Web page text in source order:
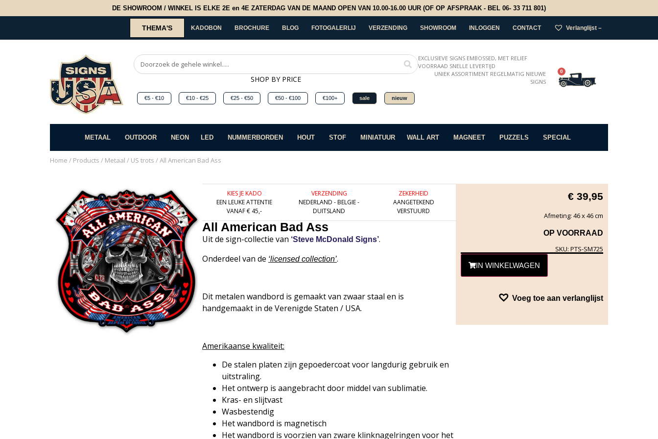
DE SHOWROOM / WINKEL IS ELKE 2E en 4E ZATERDAG VAN DE MAAND OPEN VAN 10.00-16.00 UUR (OF OP AFSPRAAK - BEL 06- 33 711 801)
THEMA'S KADOBON BROCHURE BLOG FOTOGALERLIJ VERZENDING SHOWROOM INLOGGEN CONTACT Verlanglijst –
SHOP BY PRICE
€5 - €10 €10 - €25 €25 - €50 €50 - €100 €100+ sale nieuw
EXCLUSIEVE SIGNS EMBOSSED, MET RELIEF
VOORRAAD SNELLE LEVERTIJD
UNIEK ASSORTIMENT REGELMATIG NIEUWE
SIGNS
0
METAAL OUTDOOR NEON LED NUMMERBORDEN HOUT STOF MINIATUUR WALL ART MAGNEET PUZZELS SPECIAL
Home / Products / Metaal / US trots / All American Bad Ass
KIES JE KADO
EEN LEUKE ATTENTIE
VANAF € 45,-
VERZENDING
NEDERLAND - BELGIE -
DUITSLAND
ZEKERHEID
AANGETEKEND
VERSTUURD
All American Bad Ass
Uit de sign-collectie van ‘Steve McDonald Signs’.
Onderdeel van de ‘licensed collection’.
Dit metalen wandbord is gemaakt van zwaar staal en is
handgemaakt in de Verenigde Staten / USA.
Amerikaanse kwaliteit:
De stalen platen zijn gepoedercoat voor langdurig gebruik en
uitstraling.
Het ontwerp is aangebracht door middel van sublimatie.
Kras- en slijtvast
Wasbestendig
Het wandbord is magnetisch
Het wandbord is voorzien van zware klinknagelringen voor het
€ 39,95
Afmeting: 46 x 46 cm
OP VOORRAAD
SKU: PTS-SM725
IN WINKELWAGEN
Voeg toe aan verlanglijst